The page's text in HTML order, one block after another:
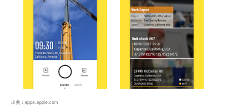
出典： apps.apple.com